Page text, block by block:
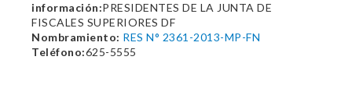
información:PRESIDENTES DE LA JUNTA DE
FISCALES SUPERIORES DF
Nombramiento: RES N° 2361-2013-MP-FN
Teléfono:625-5555